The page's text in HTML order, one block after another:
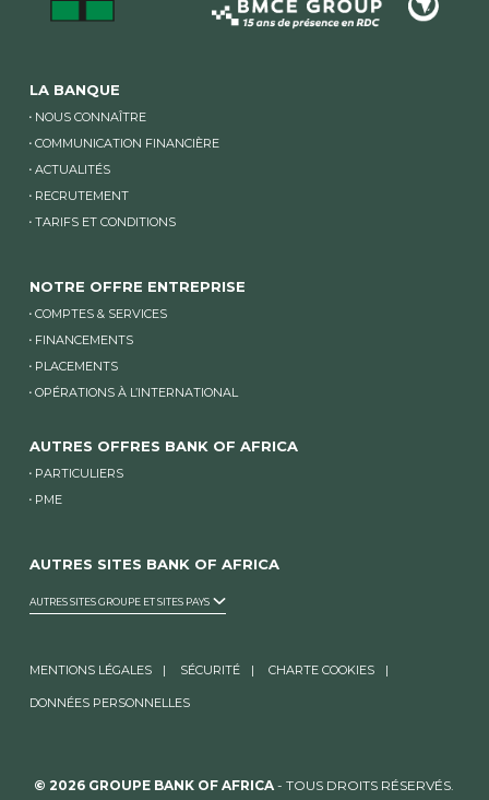
LA BANQUE
NOUS CONNAÎTRE
COMMUNICATION FINANCIÈRE
ACTUALITÉS
RECRUTEMENT
TARIFS ET CONDITIONS
NOTRE OFFRE ENTREPRISE
COMPTES & SERVICES
FINANCEMENTS
PLACEMENTS
OPÉRATIONS À L’INTERNATIONAL
AUTRES OFFRES BANK OF AFRICA
PARTICULIERS
PME
AUTRES SITES BANK OF AFRICA
AUTRES SITES GROUPE ET SITES PAYS
MENTIONS LÉGALES SÉCURITÉ CHARTE COOKIES
DONNÉES PERSONNELLES
© 2026 GROUPE BANK OF AFRICA - TOUS DROITS RÉSERVÉS.